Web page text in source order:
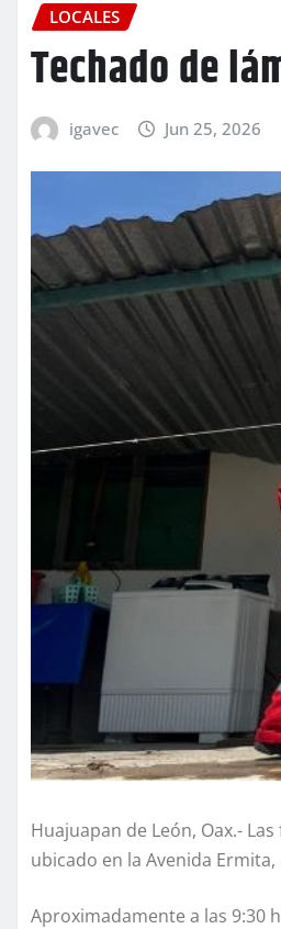
LOCALES
Techado de
igavec Jun 25, 2026
Huajuapan de León, Oax.-
ubicado en la Avenida
Aproximadamente a las 9:30